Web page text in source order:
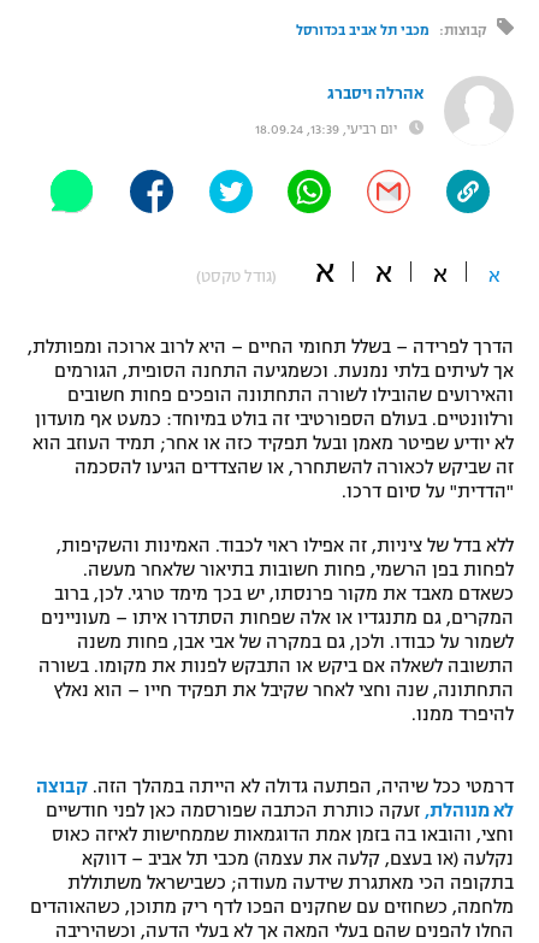
"מעל הליגה" – פודקאסט
"מחצית בשכונה" – פודקאסט
משתתפים וזוכים בפרסים
תקנון משתתפים וזוכים בפרסים
תקנון עבור פעילות אלקטרה
תקנון עבור פעילות ספורט 1 – "מרלן"
טניס
גיימינג E-Sports
תנאי שימוש
מדיניות פרטיות
תקנון פעילות ספורט 1
רשיון להקרנה פומבית לבית עסק
הצטרפות לחבילת הערוצים
לוח דרושים – ג'ובנט
תגיות
המגזין
UFC
היאבקות WWE
ספורט מוטורי
כדורמים
בייסבול MLB
ספורט אתגרי ואקסטרים
אומנויות לחימה
גיימינג E-Sports
קבוצות: מכבי תל אביב בכדורסל
אהרלה ויסברג
יום רביעי, 13:39, 18.09.24
א א א א (גודל טקסט)
הדרך לפרידה – בשלל תחומי החיים – היא לרוב ארוכה ומפותלת,
אך לעיתים בלתי נמנעת. וכשמגיעה התחנה הסופית, הגורמים
והאירועים שהובילו לשורה התחתונה הופכים פחות חשובים
ורלוונטיים. בעולם הספורטיבי זה בולט במיוחד: כמעט אף מועדון
לא יודיע שפיטר מאמן ובעל תפקיד כזה או אחר; תמיד העוזב הוא
זה שביקש לכאורה להשתחרר, או שהצדדים הגיעו להסכמה
"הדדית" על סיום דרכו.
ללא בדל של ציניות, זה אפילו ראוי לכבוד. האמינות והשקיפות,
לפחות בפן הרשמי, פחות חשובות בתיאור שלאחר מעשה.
כשאדם מאבד את מקור פרנסתו, יש בכך מימד טרגי. לכן, ברוב
המקרים, גם מתנגדיו או אלה שפחות הסתדרו איתו – מעוניינים
לשמור על כבודו. ולכן, גם במקרה של אבי אבן, פחות משנה
התשובה לשאלה אם ביקש או התבקש לפנות את מקומו. בשורה
התחתונה, שנה וחצי לאחר שקיבל את תפקיד חייו – הוא נאלץ
להיפרד ממנו.
דרמטי ככל שיהיה, הפתעה גדולה לא הייתה במהלך הזה. קבוצה
לא מנוהלת, זעקה כותרת הכתבה שפורסמה כאן לפני חודשיים
וחצי, והובאו בה בזמן אמת הדוגמאות שממחישות לאיזה כאוס
נקלעה (או בעצם, קלעה את עצמה) מכבי תל אביב – דווקא
בתקופה הכי מאתגרת שידעה מעודה; כשבישראל משתוללת
מלחמה, כשחוזים עם שחקנים הפכו לדף ריק מתוכן, כשהאוהדים
החלו להפנים שהם בעלי המאה אך לא בעלי הדעה, וכשהיריבה